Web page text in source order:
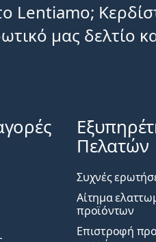
Lentiamo;
μας δελτίο
Πελατών
Συχνές
Αίτημα
προϊόντων
Επιστροφή